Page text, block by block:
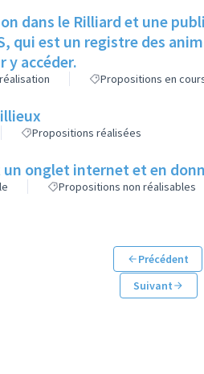
dans le Rilliard et une
qui est un registre des
y accéder.
Propositions en
Propositions réalisées
un onglet internet et en
Propositions non réalisables
Précédent
Suivant